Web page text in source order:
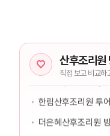
산후조리원
더은혜산후조리원
효문재산후조리원